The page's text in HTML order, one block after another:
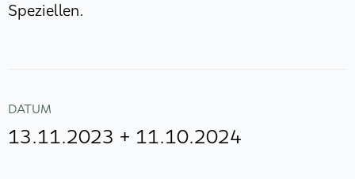
Speziellen.
DATUM
13.11.2023 + 11.10.2024